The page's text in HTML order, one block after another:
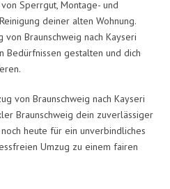
Sperrgut, Montage- und
deiner alten Wohnung.
von Braunschweig nach Kayseri
Bedürfnissen gestalten und dich
von Braunschweig nach Kayseri
Braunschweig dein zuverlässiger
heute für ein unverbindliches
Umzug zu einem fairen